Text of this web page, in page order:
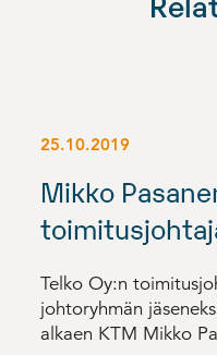
25.10.2019
Mikko
Telko Oy:n
johtoryhmän
alkaen KTM Mikko